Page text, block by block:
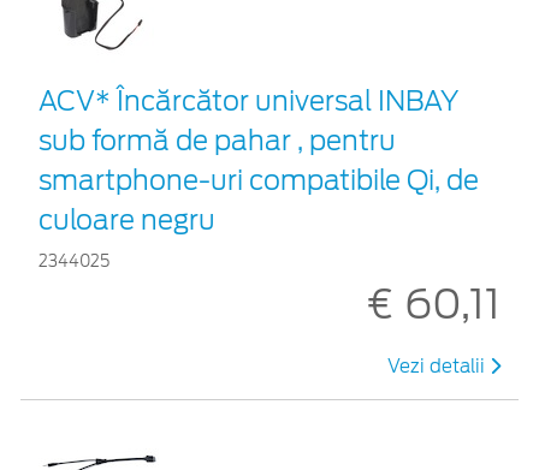
ACV* Încărcător universal INBAY
sub formă de pahar , pentru
smartphone-uri compatibile Qi, de
culoare negru
2344025
€ 60,11
Vezi detalii